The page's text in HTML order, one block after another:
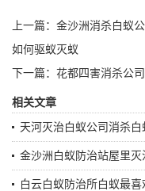
上一篇： 金沙洲消杀白蚁
如何驱蚁灭蚁
下一篇： 花都四害消杀公
相关文章
天河灭治白蚁公司消杀
金沙洲白蚁防治站屋里
白云白蚁防治所白蚁最